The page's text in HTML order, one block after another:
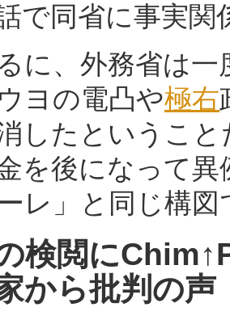
で同省に事実
に、外務省は一
ヨの電凸や極右
したというこ
を後になって
レ」と同じ構
検閲に
から批判の声